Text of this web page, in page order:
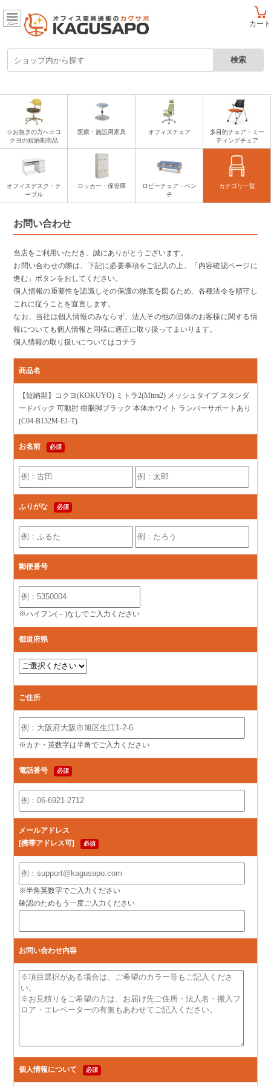
カート
メニュー
☆お急ぎの方へ☆コ
クヨの短納期商品
医療・施設用家具 オフィスチェア
多目的チェア・ミー
ティングチェア
オフィスデスク・テ
ーブル
ロッカー・保管庫
ロビーチェア・ベン
チ
カテゴリ一覧
お問い合わせ
当店をご利用いただき、誠にありがとうございます。
お問い合わせの際は、下記に必要事項をご記入の上、「内容確認ページに
進む」ボタンをおしてください。
個人情報の重要性を認識しその保護の徹底を図るため、各種法令を順守し
これに従うことを宣言します。
なお、当社は個人情報のみならず、法人その他の団体のお客様に関する情
報についても個人情報と同様に適正に取り扱ってまいります。
個人情報の取り扱いについてはコチラ
商品名
【短納期】コクヨ(KOKUYO) ミトラ2(Mitra2) メッシュタイプ スタンダ
ードバック 可動肘 樹脂脚ブラック 本体ホワイト ランバーサポートあり
(C04-B132M-E1-T)
お名前 必須
ふりがな 必須
郵便番号
※ハイフン(－)なしでご入力ください
都道府県
ご住所
※カナ・英数字は半角でご入力ください
電話番号 必須
メールアドレス
[携帯アドレス可]
必須
※半角英数字でご入力ください
確認のためもう一度ご入力ください
お問い合わせ内容
個人情報について 必須